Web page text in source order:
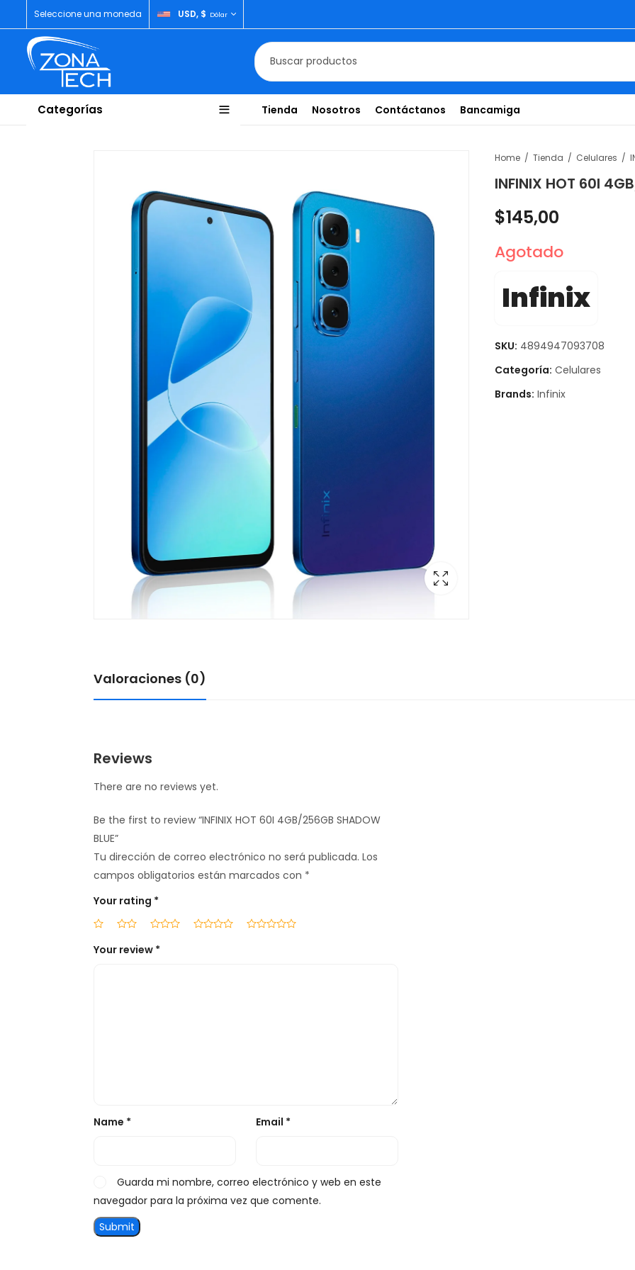
Seleccione una moneda USD, $ Dólar
Categorías Tienda Nosotros Contáctanos Bancamiga
Home Tienda Celulares
INFINIX HOT 60I
$145,00
Agotado
Infinix
SKU: 4894947093708
Categoría: Celulares
Brands: Infinix
Valoraciones (0)
Reviews
There are no reviews yet.
Be the first to review “INFINIX HOT 60I 4GB/256GB SHADOW
BLUE”
Tu dirección de correo electrónico no será publicada. Los
campos obligatorios están marcados con *
Your rating *
Your review *
Name * Email *
Guarda mi nombre, correo electrónico y web en este
navegador para la próxima vez que comente.